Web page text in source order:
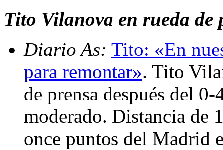
Tito Vilanova en rueda de
Diario As: Tito: «En
para remontar». Tito
de prensa después del
moderado. Distancia de
once puntos del Madrid